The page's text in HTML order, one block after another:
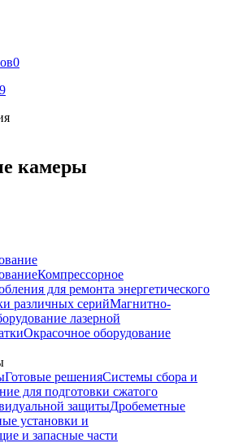
0
камеры
Компрессорное
для ремонта энергетического
различных серийМагнитно-
лазерной
Окрасочное оборудование
Готовые решенияСистемы сбора и
для подготовки сжатого
защитыДробеметные
установки и
и запасные части